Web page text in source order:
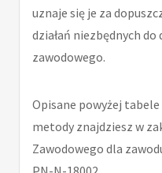
uznaje się je za
działań niezbędnych
zawodowego.
Opisane powyżej
metody znajdziesz w
Zawodowego dla